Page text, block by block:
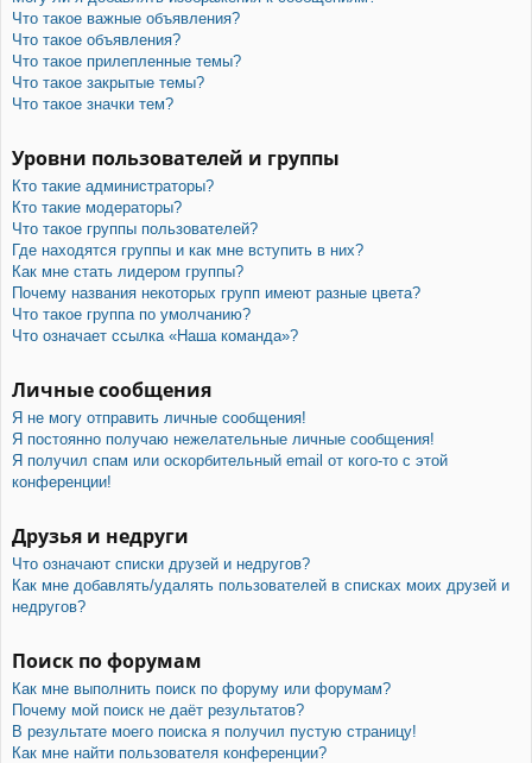
Что такое важные объявления?
Что такое объявления?
Что такое прилепленные темы?
Что такое закрытые темы?
Что такое значки тем?
Уровни пользователей и группы
Кто такие администраторы?
Кто такие модераторы?
Что такое группы пользователей?
Где находятся группы и как мне вступить в них?
Как мне стать лидером группы?
Почему названия некоторых групп имеют разные цвета?
Что такое группа по умолчанию?
Что означает ссылка «Наша команда»?
Личные сообщения
Я не могу отправить личные сообщения!
Я постоянно получаю нежелательные личные сообщения!
Я получил спам или оскорбительный email от кого-то с этой
конференции!
Друзья и недруги
Что означают списки друзей и недругов?
Как мне добавлять/удалять пользователей в списках моих друзей и
недругов?
Поиск по форумам
Как мне выполнить поиск по форуму или форумам?
Почему мой поиск не даёт результатов?
В результате моего поиска я получил пустую страницу!
Как мне найти пользователя конференции?